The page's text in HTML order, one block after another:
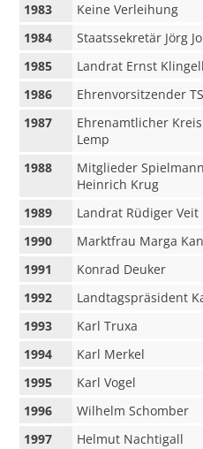
1983
Keine Verleihung
1984
Staatssekretär Jörg
1985
Landrat Ernst
1986
Ehrenvorsitzender
1987
Ehrenamtlicher
Lemp
1988
Mitglieder
Heinrich Krug
1989
Landrat Rüdiger Veit
1990
Marktfrau Marga
1991
Konrad Deuker
1992
Landtagspräsident
1993
Karl Truxa
1994
Karl Merkel
1995
Karl Vogel
1996
Wilhelm Schomber
1997
Helmut Nachtigall